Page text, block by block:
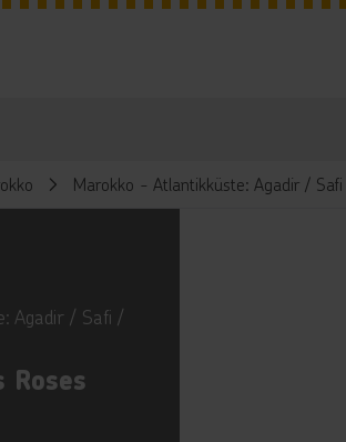
Marokko - Atlantikküste: Agadir /
Agadir / Safi /
Roses